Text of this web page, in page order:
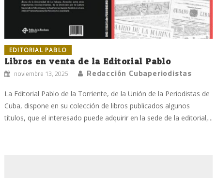
EDITORIAL PABLO
Libros en venta de la Editorial Pablo
noviembre 13, 2025 Redacción Cubaperiodistas
La Editorial Pablo de la Torriente, de la Unión de la Periodistas de
Cuba, dispone en su colección de libros publicados algunos
títulos, que el interesado puede adquirir en la sede de la editorial,...